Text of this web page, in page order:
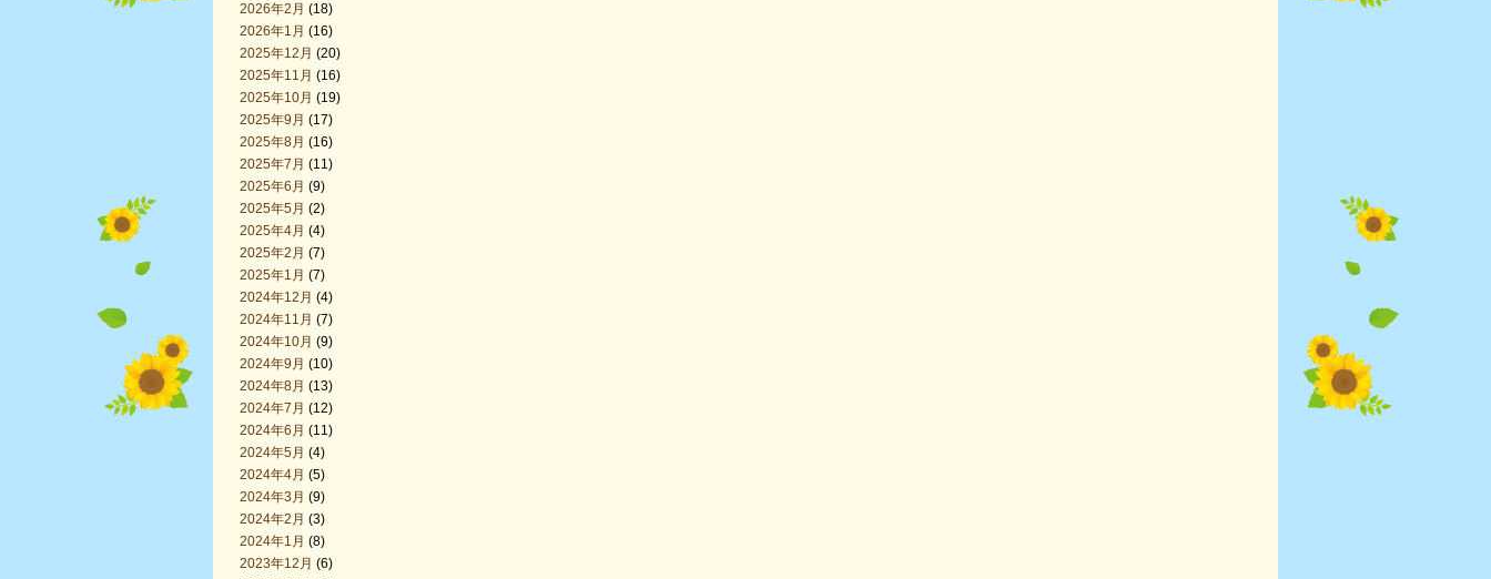
2026年2月 (18)
2026年1月 (16)
2025年12月 (20)
2025年11月 (16)
2025年10月 (19)
2025年9月 (17)
2025年8月 (16)
2025年7月 (11)
2025年6月 (9)
2025年5月 (2)
2025年4月 (4)
2025年2月 (7)
2025年1月 (7)
2024年12月 (4)
2024年11月 (7)
2024年10月 (9)
2024年9月 (10)
2024年8月 (13)
2024年7月 (12)
2024年6月 (11)
2024年5月 (4)
2024年4月 (5)
2024年3月 (9)
2024年2月 (3)
2024年1月 (8)
2023年12月 (6)